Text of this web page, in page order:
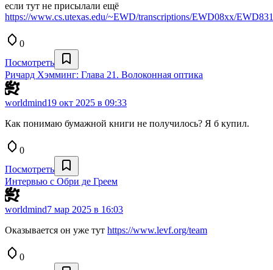
если тут не присылали ещё
https://www.cs.utexas.edu/~EWD/transcriptions/EWD08xx/
0
Посмотреть
Ричард Хэмминг: Глава 21. Волоконная оптика
worldmind19 окт 2025 в 09:33
Как понимаю бумажной книги не получилось? Я б купил.
0
Посмотреть
Интервью с Обри де Греем
worldmind7 мар 2025 в 16:03
Оказывается он уже тут https://www.levf.org/team
0